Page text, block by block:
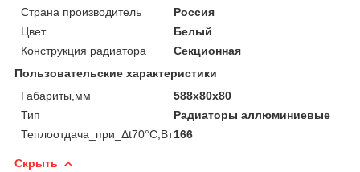
Страна производитель
Россия
Цвет
Белый
Конструкция радиатора
Секционная
Пользовательские характеристики
Габариты,мм
588х80х80
Тип
Радиаторы аллюминиевые
Теплоотдача_при_Δt70°С,Вт166
Скрыть